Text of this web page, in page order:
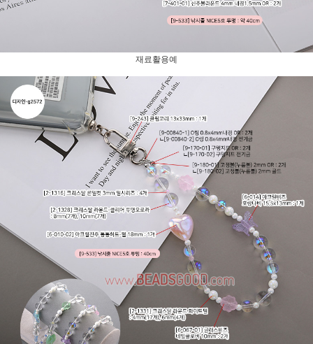
재료활용예